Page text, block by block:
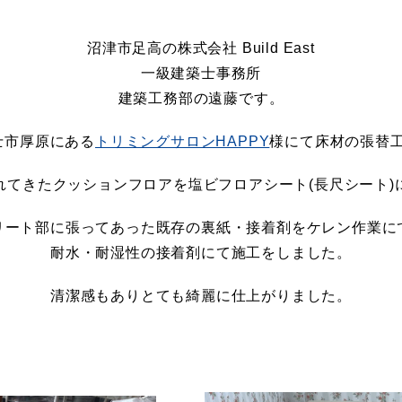
沼津市足高の株式会社 Build East
一級建築士事務所
建築工務部の遠藤です。
厚原にある トリミングサロンHAPPY様にて床材の張替
てきたクッションフロアを塩ビフロアシート(長尺シート)
ート部に張ってあった既存の裏紙・接着剤をケレン作業に
耐水・耐湿性の接着剤にて施工をしました。
清潔感もありとても綺麗に仕上がりました。